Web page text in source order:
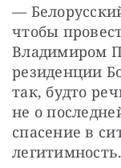
—
чтобы
Владимиром
резиденции
так, будто
не о
спасение в
легитимность.